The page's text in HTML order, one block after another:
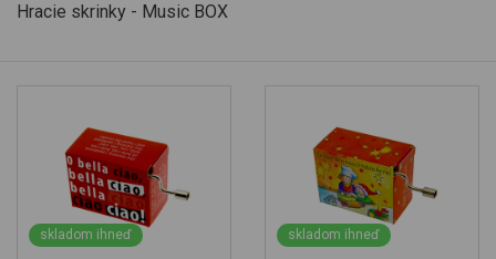
Hracie skrinky - Music BOX
skladom ihneď skladom ihneď